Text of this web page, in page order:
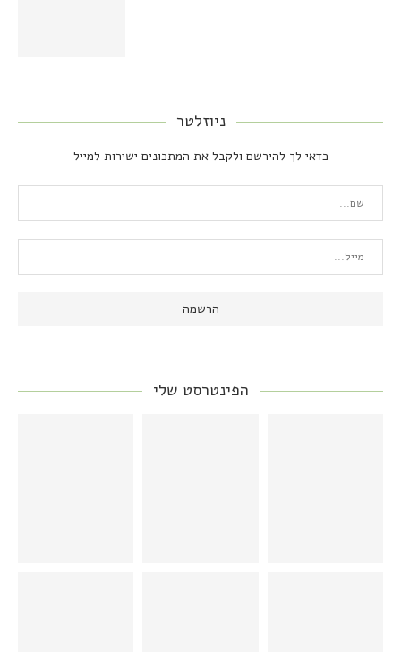
ניוזלטר
כדאי לך להירשם ולקבל את המתכונים ישירות למייל
הפינטרסט שלי